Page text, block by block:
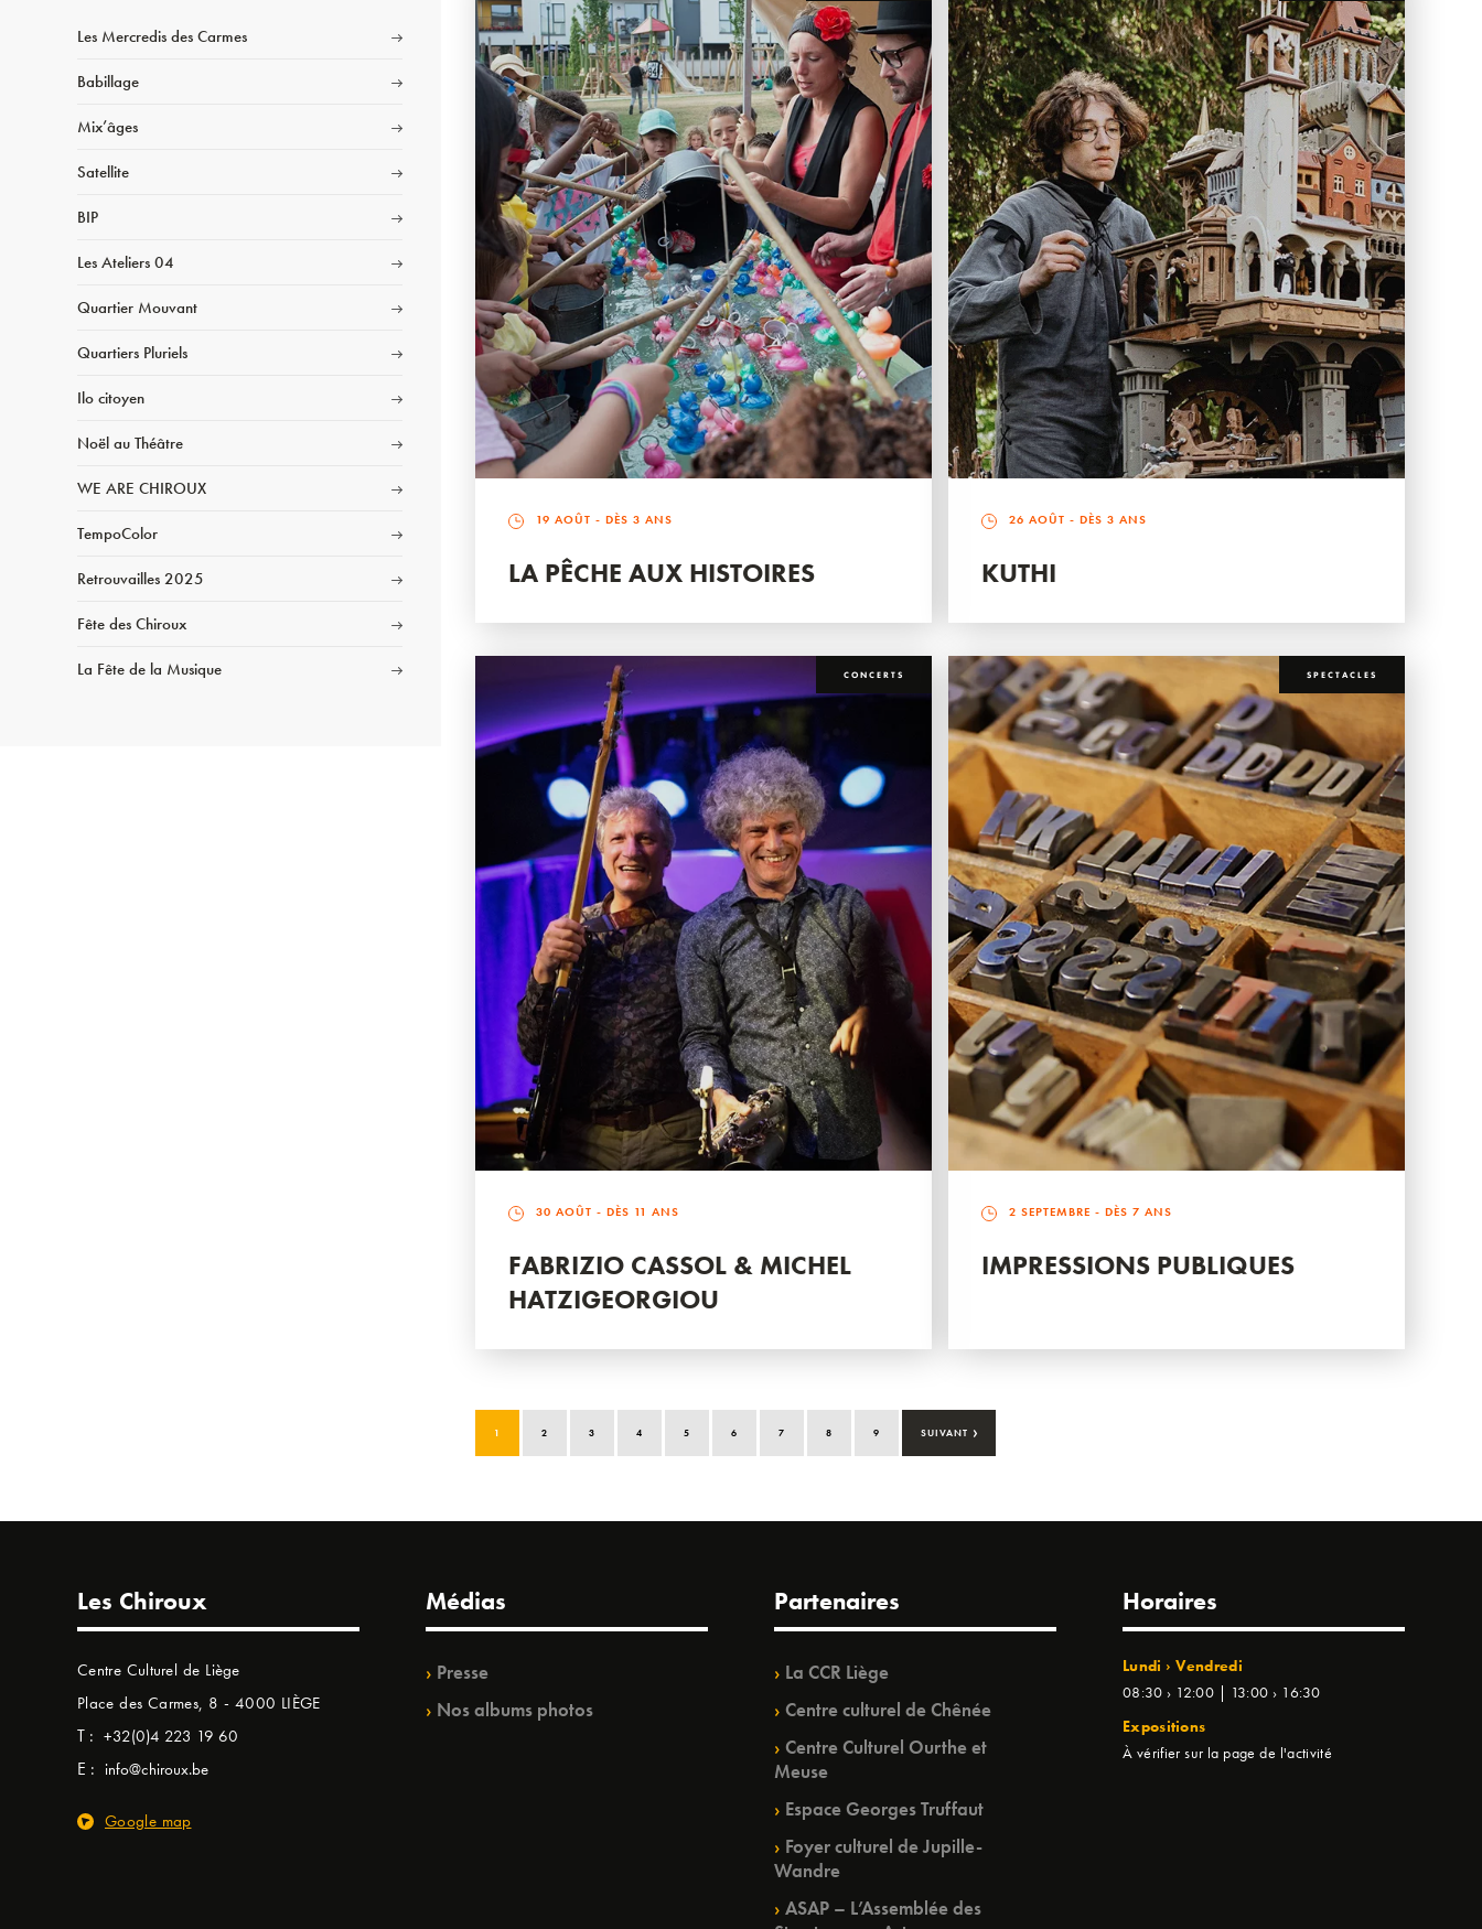
Les Mercredis des Carmes
Babillage
Mix’âges
Satellite
BIP
Les Ateliers 04
Quartier Mouvant
Quartiers Pluriels
Ilo citoyen
Noël au Théâtre
WE ARE CHIROUX
TempoColor
Retrouvailles 2025
Fête des Chiroux
La Fête de la Musique
19 AOÛT - DÈS 3 ANS
LA PÊCHE AUX HISTOIRES
26 AOÛT - DÈS 3 ANS
KUTHI
CONCERTS
30 AOÛT - DÈS 11 ANS
FABRIZIO CASSOL & MICHEL
HATZIGEORGIOU
SPECTACLES
2 SEPTEMBRE - DÈS 7 ANS
IMPRESSIONS PUBLIQUES
1 2 3 4 5 6 7 8 9 SUIVANT ›
Les Chiroux
Centre Culturel de Liège
Place des Carmes, 8 - 4000 LIÈGE
T : +32(0)4 223 19 60
E : info@chiroux.be
Google map
Médias
Presse
Nos albums photos
Partenaires
La CCR Liège
Centre culturel de Chênée
Centre Culturel Ourthe et
Meuse
Espace Georges Truffaut
Foyer culturel de Jupille-
Wandre
ASAP – L’Assemblée des
Horaires
Lundi › Vendredi
08:30 › 12:00 | 13:00 › 16:30
Expositions
À vérifier sur la page de l'activité